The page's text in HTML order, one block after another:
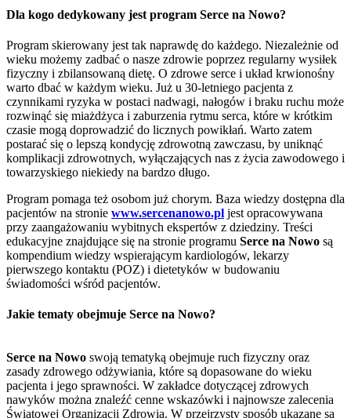
Dla kogo dedykowany jest program Serce na Nowo?
Program skierowany jest tak naprawdę do każdego. Niezależnie od
wieku możemy zadbać o nasze zdrowie poprzez regularny wysiłek
fizyczny i zbilansowaną dietę. O zdrowe serce i układ krwionośny
warto dbać w każdym wieku. Już u 30-letniego pacjenta z
czynnikami ryzyka w postaci nadwagi, nałogów i braku ruchu może
rozwinąć się miażdżyca i zaburzenia rytmu serca, które w krótkim
czasie mogą doprowadzić do licznych powikłań. Warto zatem
postarać się o lepszą kondycję zdrowotną zawczasu, by uniknąć
komplikacji zdrowotnych, wyłączających nas z życia zawodowego i
towarzyskiego niekiedy na bardzo długo.
Program pomaga też osobom już chorym. Baza wiedzy dostępna dla
pacjentów na stronie www.sercenanowo.pl jest opracowywana
przy zaangażowaniu wybitnych ekspertów z dziedziny. Treści
edukacyjne znajdujące się na stronie programu Serce na Nowo są
kompendium wiedzy wspierającym kardiologów, lekarzy
pierwszego kontaktu (POZ) i dietetyków w budowaniu
świadomości wśród pacjentów.
Jakie tematy obejmuje Serce na Nowo?
Serce na Nowo swoją tematyką obejmuje ruch fizyczny oraz
zasady zdrowego odżywiania, które są dopasowane do wieku
pacjenta i jego sprawności. W zakładce dotyczącej zdrowych
nawyków można znaleźć cenne wskazówki i najnowsze zalecenia
Światowej Organizacji Zdrowia. W przejrzysty sposób ukazane są